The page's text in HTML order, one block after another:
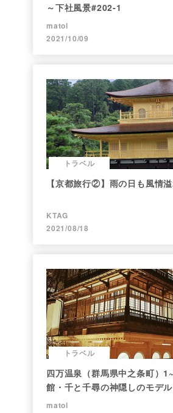
～下社風景#202-1
matol
2021/10/09
トラベル
【京都旅行②】雨の日も風情
KTAG
2021/08/18
トラベル
四万温泉（群馬県中之条町）
館・千と千尋の神隠しのモデ
らべるショット）
matol